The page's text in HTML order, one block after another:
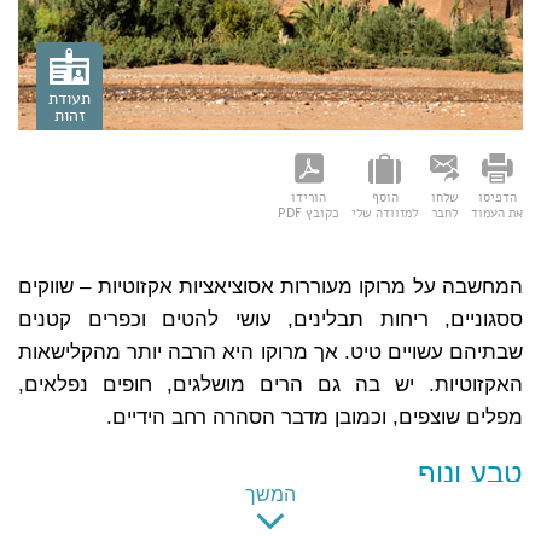
תעודת
זהות
תעודת זהות
שפה רשמית:ערבית
מטבע:
דירהאם
בירה: רבאט (Rabat)
קידומת:
הפרש שעות:
הדפיסו
את העמוד
שלחו
לחבר
הוסף
למזוודה שלי
הורידו
כקובץ PDF
המחשבה על מרוקו מעוררות אסוציאציות אקזוטיות – שווקים
ססגוניים, ריחות תבלינים, עושי להטים וכפרים קטנים
שבתיהם עשויים טיט. אך מרוקו היא הרבה יותר מהקלישאות
האקזוטיות. יש בה גם הרים מושלגים, חופים נפלאים,
מפלים שוצפים, וכמובן מדבר הסהרה רחב הידיים.
טבע ונוף
), למרות תדמיתם המדברית,
המשך